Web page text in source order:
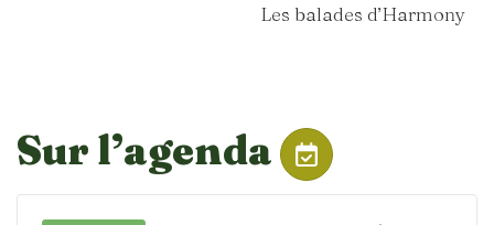
Les balades d’Harmony
Sur l’agenda